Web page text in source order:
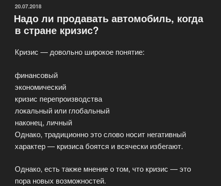
требуется
выкуп
—
экономным?»
ОПУБЛИКОВАНО
20.07.2018
Надо ли продавать автомобиль, когда
в стране кризис?
Кризис — довольно широкое понятие:
финансовый
экономический
кризис перепроизводства
локальный или глобальный
наконец, личный
Однако, традиционно это слово носит негативный
характер — кризиса боятся и всячески избегают.
Однако, есть также мнение о том, что кризис — это
пора новых возможностей.